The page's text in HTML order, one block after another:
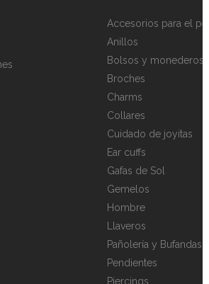
Accesorios para el
Anillos
Bolsos y monederos
Broches
Charms
Collares
Cuidado de joyitas
Ear cuffs
Gafas de Sol
Gemelos
Hombre
Llaveros
Pañolería y Bufandas
Pendientes
Piercings